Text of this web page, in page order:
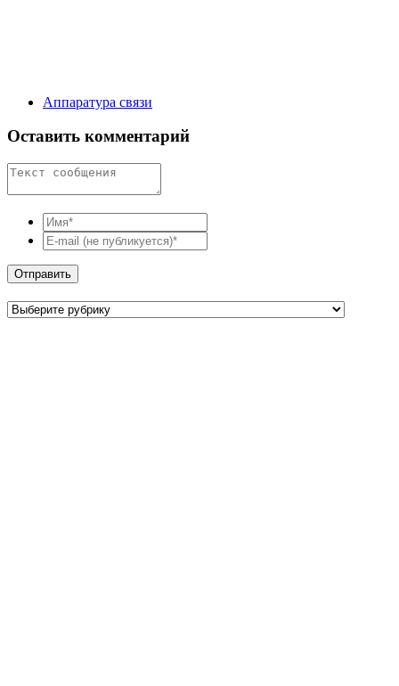
Аппаратура связи
Оставить комментарий